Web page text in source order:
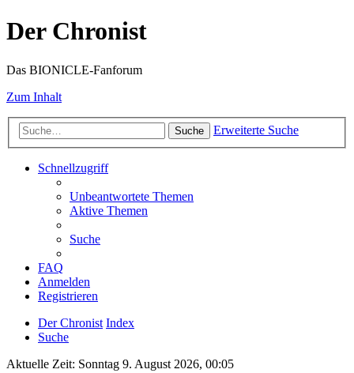
Der Chronist
Das BIONICLE-Fanforum
Zum Inhalt
Suche Erweiterte Suche
Schnellzugriff
Unbeantwortete Themen
Aktive Themen
Suche
FAQ
Anmelden
Registrieren
Der Chronist Index
Suche
Aktuelle Zeit: Sonntag 9. August 2026, 00:05